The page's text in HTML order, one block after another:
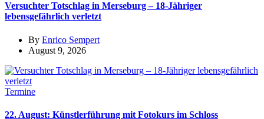
Versuchter Totschlag in Merseburg – 18-Jähriger
lebensgefährlich verletzt
By Enrico Sempert
August 9, 2026
Termine
22. August: Künstlerführung mit Fotokurs im Schloss